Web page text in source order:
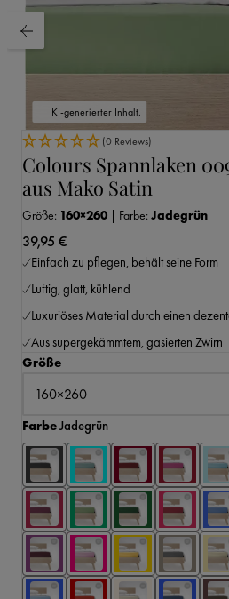
KI-generierter Inhalt.
(0 Reviews)
Colours Spannlaken
aus Mako Satin
Größe: 160×260 | Farbe: Jadegrün
39,95 €
Einfach zu pflegen, behält seine Form
Luftig, glatt, kühlend
Luxuriöses Material durch einen
Aus supergekämmtem, gasierten Zwirn
Größeauswählen
Farbeauswählen
Jadegrün